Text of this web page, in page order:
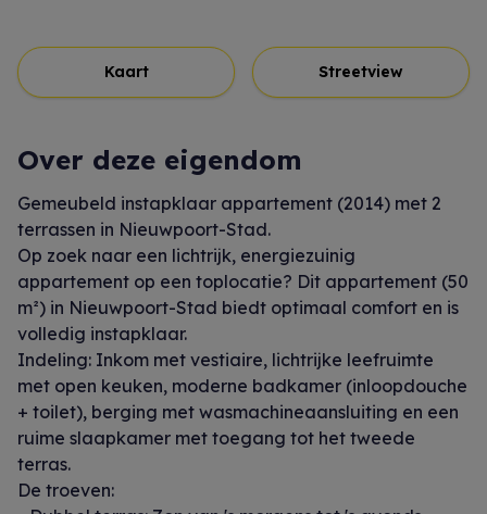
Kaart Streetview
Over deze eigendom
Gemeubeld instapklaar appartement (2014) met 2
terrassen in Nieuwpoort-Stad.
Op zoek naar een lichtrijk, energiezuinig
appartement op een toplocatie? Dit appartement (50
m²) in Nieuwpoort-Stad biedt optimaal comfort en is
volledig instapklaar.
Indeling: Inkom met vestiaire, lichtrijke leefruimte
met open keuken, moderne badkamer (inloopdouche
+ toilet), berging met wasmachineaansluiting en een
ruime slaapkamer met toegang tot het tweede
terras.
De troeven: